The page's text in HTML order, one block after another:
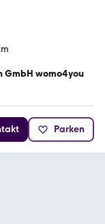
GmbH womo4you
Parken